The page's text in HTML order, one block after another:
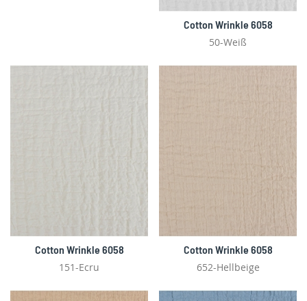
Cotton Wrinkle 6058
50-Weiß
Cotton Wrinkle 6058
151-Ecru
Cotton Wrinkle 6058
652-Hellbeige